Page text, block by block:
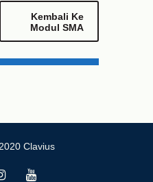
Kembali Ke
Modul SMA
Clavius